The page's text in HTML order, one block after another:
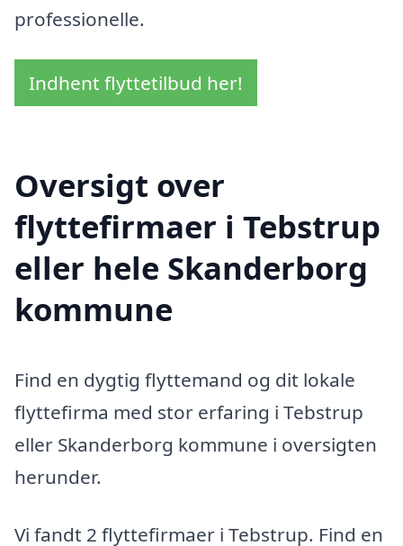
professionelle.
Indhent flyttetilbud her!
Oversigt over
flyttefirmaer i Tebstrup
eller hele Skanderborg
kommune
Find en dygtig flyttemand og dit lokale
flyttefirma med stor erfaring i Tebstrup
eller Skanderborg kommune i oversigten
herunder.
Vi fandt 2 flyttefirmaer i Tebstrup. Find en